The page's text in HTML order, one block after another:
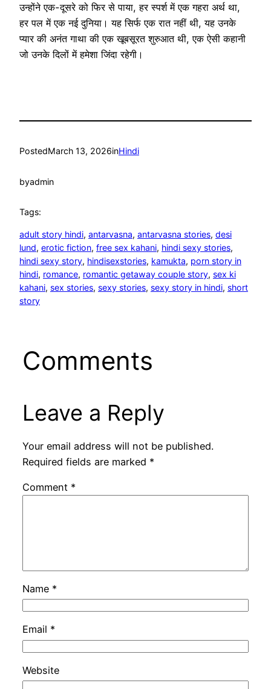
उन्होंने एक-दूसरे को फिर से पाया, हर स्पर्श में एक गहरा अर्थ था,
हर पल में एक नई दुनिया। यह सिर्फ एक रात नहीं थी, यह उनके
प्यार की अनंत गाथा की एक खूबसूरत शुरुआत थी, एक ऐसी कहानी
जो उनके दिलों में हमेशा जिंदा रहेगी।
PostedMarch 13, 2026inHindi
byadmin
Tags:
adult story hindi, antarvasna, antarvasna stories, desi
lund, erotic fiction, free sex kahani, hindi sexy stories
hindi sexy story, hindisexstories, kamukta, porn story in
hindi, romance, romantic getaway couple story, sex ki
kahani, sex stories, sexy stories, sexy story in hindi, short
story
Comments
Leave a Reply
Your email address will not be published.
Required fields are marked *
Comment *
Name *
Email *
Website